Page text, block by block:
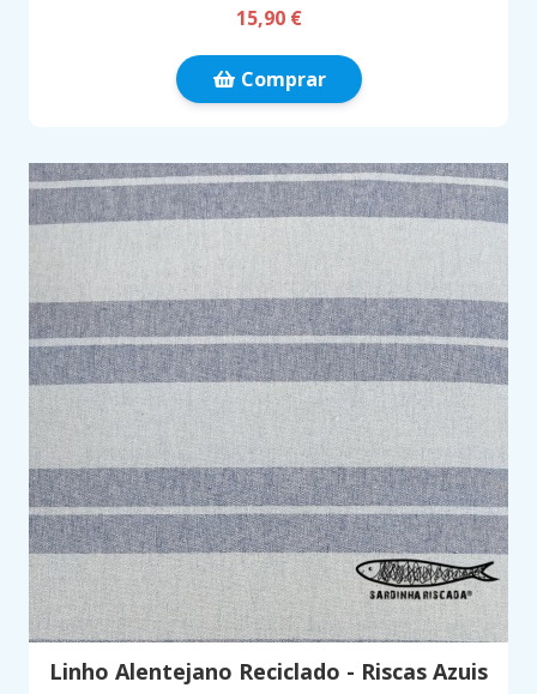
15,90 €
Comprar
Linho Alentejano Reciclado - Riscas Azuis